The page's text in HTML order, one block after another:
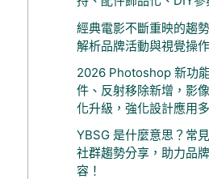
經典電影不斷重映的趨
解析品牌活動與視覺操
2026 Photoshop 新功
件、反射移除新增，影
化升級，強化設計應用
YBSG 是什麼意思？常
社群趨勢分享，助力品
容！